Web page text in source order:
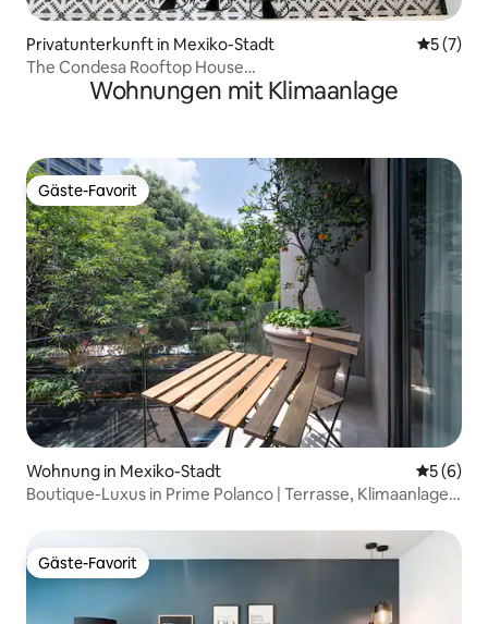
Privatunterkunft in Mexiko-Stadt
5 (7)
The Condesa Rooftop House
14 Personen/Klimaanlage/5 Schlafzimmer
Wohnungen mit Klimaanlage
Gäste-Favorit
Gäste-Favorit
Wohnung in Mexiko-Stadt
5 (6)
Boutique-Luxus in Prime Polanco | Terrasse, Klimaanlage,
Gäste-Favorit
Gäste-Favorit